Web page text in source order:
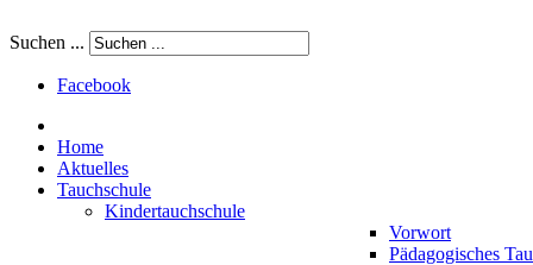
Suchen ...
Facebook
Home
Aktuelles
Tauchschule
Kindertauchschule
Vorwort
Pädagogisches